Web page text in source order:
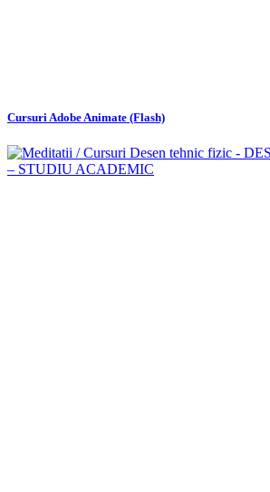
Cursuri Adobe Animate (Flash)